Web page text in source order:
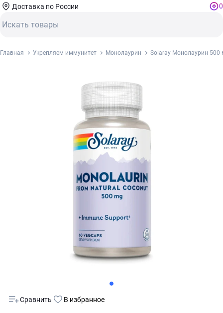
Доставка по России 0
Главная Укрепляем иммунитет Монолаурин Solaray Монолаурин 500
Сравнить В избранное